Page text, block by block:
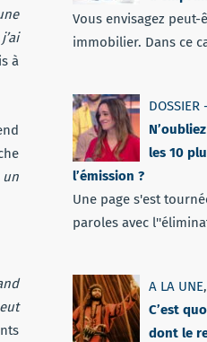
à
un
Vous envisagez
immobilier. Dans ce
DOSSIER
les 10
l’émission ?
Une page s'est
paroles avec
A LA UNE,
C’est
dont le